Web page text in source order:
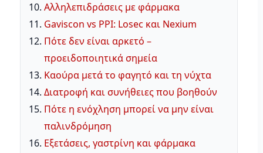
Αλληλεπιδράσεις με φάρμακα
Gaviscon vs PPI: Losec και Nexium
Πότε δεν είναι αρκετό –
προειδοποιητικά σημεία
Καούρα μετά το φαγητό και τη νύχτα
Διατροφή και συνήθειες που βοηθούν
Πότε η ενόχληση μπορεί να μην είναι
παλινδρόμηση
Εξετάσεις, γαστρίνη και φάρμακα